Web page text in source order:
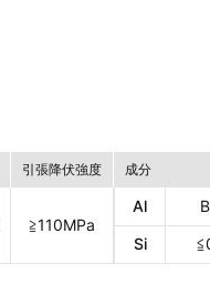
引張降伏強度
≧110MPa
成分
Al
Si